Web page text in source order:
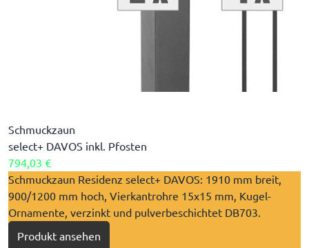
Schmuckzaun
select+ DAVOS inkl. Pfosten
794,03 €
​Schmuckzaun Residenz select+ DAVOS: 1910 mm breit,
900/1200 mm hoch, Vierkantrohre 15x15 mm, Kugel-
Ornamente, verzinkt und pulverbeschichtet DB703.
Produkt ansehen